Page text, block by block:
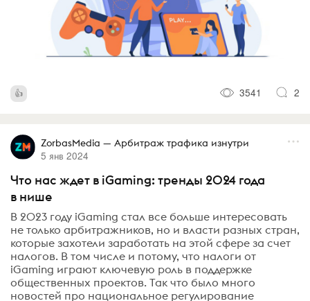
3541 2
ZorbasMedia — Арбитраж трафика изнутри
5 янв 2024
Что нас ждет в iGaming: тренды 2024 года
в нише
В 2023 году iGaming стал все больше интересовать
не только арбитражников, но и власти разных стран,
которые захотели заработать на этой сфере за счет
налогов. В том числе и потому, что налоги от
iGaming играют ключевую роль в поддержке
общественных проектов. Так что было много
новостей про национальное регулирование